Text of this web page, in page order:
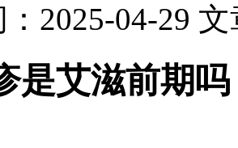
2025-04-29 文
是艾滋前期吗